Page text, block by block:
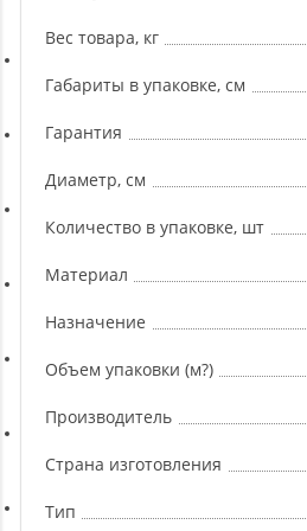
Сапборды
Системы хранения
Новинки
Отзывы о товаре
Вес товара, кг
Габариты в упаковке, см
Гарантия
Диаметр, см
Количество в упаковке, шт
Материал
Назначение
Объем упаковки (м?)
Производитель
Страна изготовления
Тип